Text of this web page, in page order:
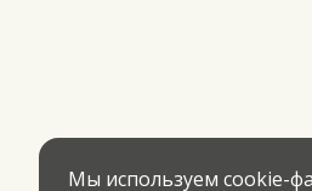
Мы используем cookie-